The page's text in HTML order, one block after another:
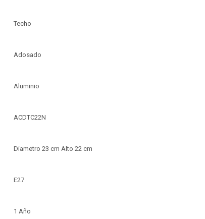
Techo
Adosado
Aluminio
ACDTC22N
Diametro 23 cm Alto 22 cm
E27
1 Año